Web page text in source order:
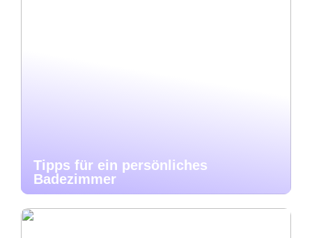
Tipps für ein persönliches
Badezimmer